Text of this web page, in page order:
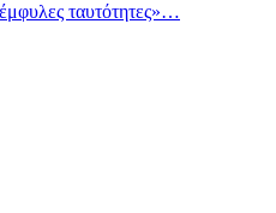
ταυτότητες»…